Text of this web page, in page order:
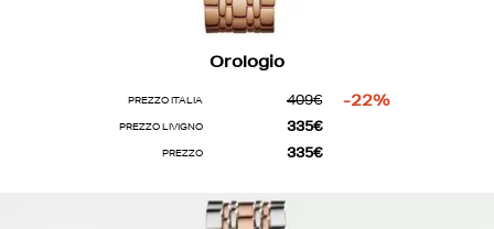
Orologio
PREZZO ITALIA 409€ -22%
PREZZO LIVIGNO 335€
PREZZO 335€